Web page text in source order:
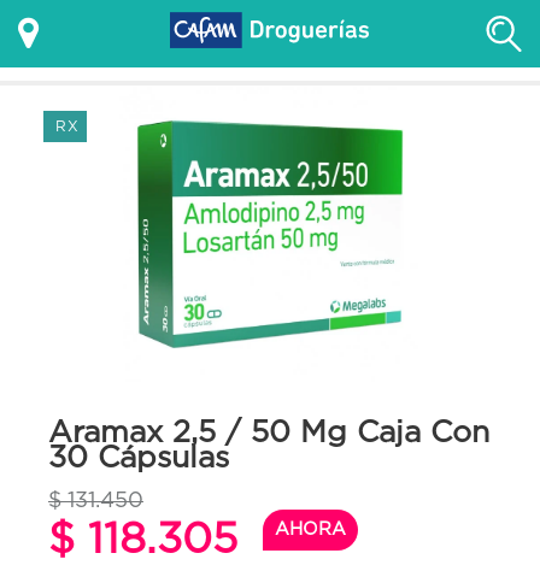
RX
Aramax 2,5 / 50 Mg Caja Con
30 Cápsulas
$ 131.450
$ 118.305 AHORA